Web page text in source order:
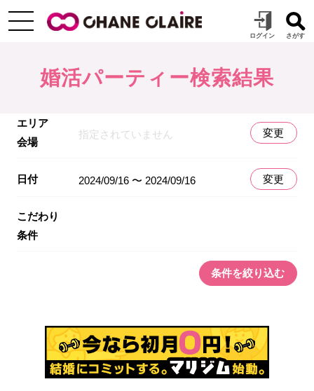
婚活パーティー検索結果
エリア
会場
指定されていません 変更
日付 2024/09/16 〜 2024/09/16 変更
こだわり
条件
条件を絞り込む